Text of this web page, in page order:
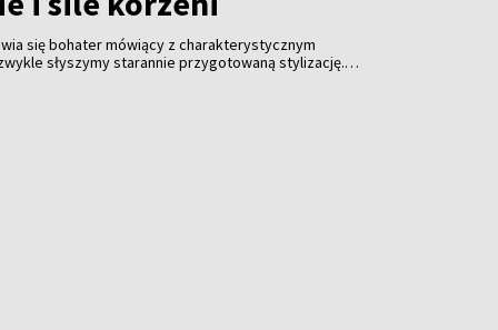
się bohater mówiący z charakterystycznym
słyszymy starannie przygotowaną stylizację.
pochodzi z Wilna, Grodna albo Lwowa.